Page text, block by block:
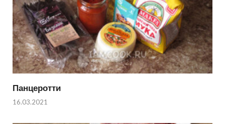
Панцеротти
16.03.2021